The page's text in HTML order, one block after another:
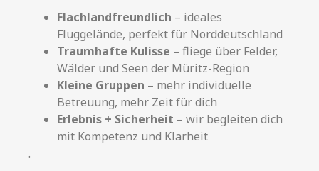
Flachlandfreundlich – ideales
Fluggelände, perfekt für Norddeutschland
Traumhafte Kulisse – fliege über Felder,
Wälder und Seen der Müritz-Region
Kleine Gruppen – mehr individuelle
Betreuung, mehr Zeit für dich
Erlebnis + Sicherheit – wir begleiten dich
mit Kompetenz und Klarheit
.